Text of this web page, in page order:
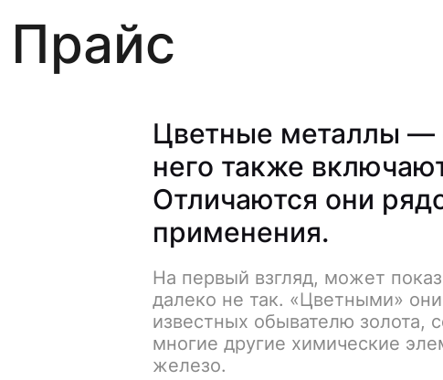
Прайс
Цветные металлы —
него также
Отличаются они
применения.
На первый взгляд, может
далеко не так. «Цветными»
известных обывателю золота,
многие другие химические
железо.